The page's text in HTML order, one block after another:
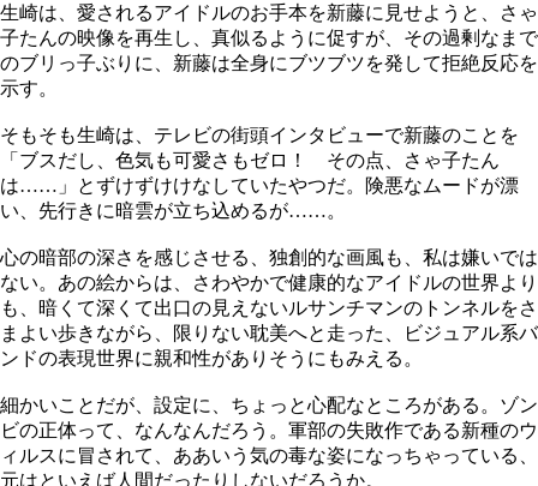
生崎は、愛されるアイドルのお手本を新藤に見せようと、さゃ
子たんの映像を再生し、真似るように促すが、その過剰なまで
のブリっ子ぶりに、新藤は全身にブツブツを発して拒絶反応を
示す。
そもそも生崎は、テレビの街頭インタビューで新藤のことを
「ブスだし、色気も可愛さもゼロ！ その点、さゃ子たん
は……」とずけずけけなしていたやつだ。険悪なムードが漂
い、先行きに暗雲が立ち込めるが……。
心の暗部の深さを感じさせる、独創的な画風も、私は嫌いでは
ない。あの絵からは、さわやかで健康的なアイドルの世界より
も、暗くて深くて出口の見えないルサンチマンのトンネルをさ
まよい歩きながら、限りない耽美へと走った、ビジュアル系バ
ンドの表現世界に親和性がありそうにもみえる。
細かいことだが、設定に、ちょっと心配なところがある。ゾン
ビの正体って、なんなんだろう。軍部の失敗作である新種のウ
ィルスに冒されて、ああいう気の毒な姿になっちゃっている、
元はといえば人間だったりしないだろうか。